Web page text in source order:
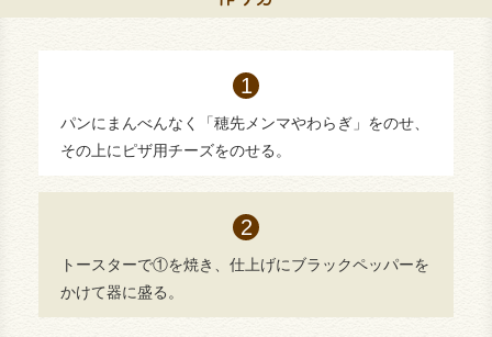
パンにまんべんなく「穂先メンマやわらぎ」をのせ、
その上にピザ用チーズをのせる。
トースターで①を焼き、仕上げにブラックペッパーを
かけて器に盛る。